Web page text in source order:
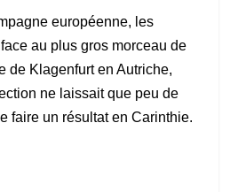
européenne, les
au plus gros morceau de
de Klagenfurt en Autriche,
ne laissait que peu de
faire un résultat en Carinthie.